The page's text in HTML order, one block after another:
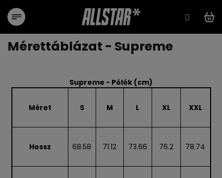
tartalomhoz
Mérettáblázat - Supreme
Supreme - Pólók (cm)
Méret S M L XL XXL
Hossz 68.58 71.12 73.66 76.2 78.74